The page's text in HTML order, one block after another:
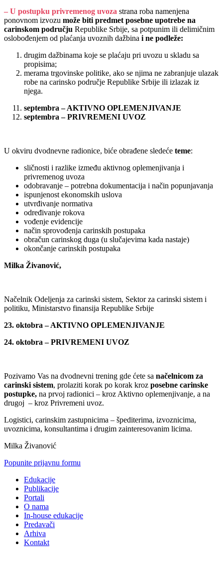
– U postupku privremenog uvoza strana roba namenjena
ponovnom izvozu može biti predmet posebne upotrebe na
carinskom području Republike Srbije, sa potpunim ili delimičnim
oslobođenjem od plaćanja uvoznih dažbina i ne podleže:
drugim dažbinama koje se plaćaju pri uvozu u skladu sa
propisima;
merama trgovinske politike, ako se njima ne zabranjuje ulazak
robe na carinsko područje Republike Srbije ili izlazak iz
njega.
septembra – AKTIVNO OPLEMENJIVANJE
septembra – PRIVREMENI UVOZ
U okviru dvodnevne radionice, biće obrađene sledeće teme:
sličnosti i razlike između aktivnog oplemenjivanja i
privremenog uvoza
odobravanje – potrebna dokumentacija i način popunjavanja
ispunjenost ekonomskih uslova
utvrđivanje normativa
određivanje rokova
vođenje evidencije
način sprovođenja carinskih postupaka
obračun carinskog duga (u slučajevima kada nastaje)
okončanje carinskih postupaka
Milka Živanović,
Načelnik Odeljenja za carinski sistem, Sektor za carinski sistem i
politiku, Ministarstvo finansija Republike Srbije
23. oktobra – AKTIVNO OPLEMENJIVANJE
24. oktobra – PRIVREMENI UVOZ
Pozivamo Vas na dvodnevni trening gde ćete sa načelnicom za
carinski sistem, prolaziti korak po korak kroz posebne carinske
postupke, na prvoj radionici – kroz Aktivno oplemenjivanje, a na
drugoj – kroz Privremeni uvoz.
Logistici, carinskim zastupnicima – špediterima, izvoznicima,
uvoznicima, konsultantima i drugim zainteresovanim licima.
Milka Živanović
Popunite prijavnu formu
Edukacije
Publikacije
Portali
O nama
In-house edukacije
Predavači
Arhiva
Kontakt